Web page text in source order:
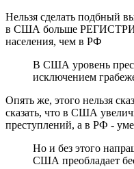
Нельзя сделать подбный
в США больше
населения, чем в РФ
В США уровень
исключением
Опять же, этого нельзя
сказать, что в США
преступлений, а в РФ -
Но и без этого
США преобладает